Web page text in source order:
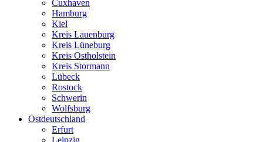
Cuxhaven
Hamburg
Kiel
Kreis Lauenburg
Kreis Lüneburg
Kreis Ostholstein
Kreis Stormann
Lübeck
Rostock
Schwerin
Wolfsburg
Ostdeutschland
Erfurt
Leipzig